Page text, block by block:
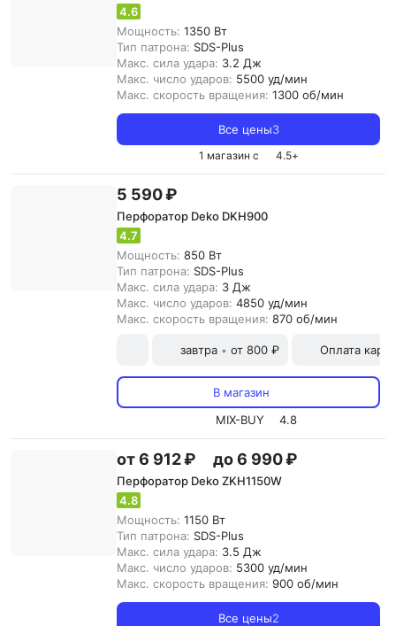
4.6
Мощность: 1350 Вт
Тип патрона: SDS-Plus
Макс. сила удара: 3.2 Дж
Макс. число ударов: 5500 уд/мин
Макс. скорость вращения: 1300 об/мин
Все цены3
1 магазин с 4.5+
5 590 ₽
Перфоратор Deko DKH900
4.7
Мощность: 850 Вт
Тип патрона: SDS-Plus
Макс. сила удара: 3 Дж
Макс. число ударов: 4850 уд/мин
Макс. скорость вращения: 870 об/мин
завтра • от 800 ₽ Оплата
В магазин
MIX-BUY
4.8
от 6 912 ₽ до 6 990 ₽
Перфоратор Deko ZKH1150W
4.8
Мощность: 1150 Вт
Тип патрона: SDS-Plus
Макс. сила удара: 3.5 Дж
Макс. число ударов: 5300 уд/мин
Макс. скорость вращения: 900 об/мин
Все цены2